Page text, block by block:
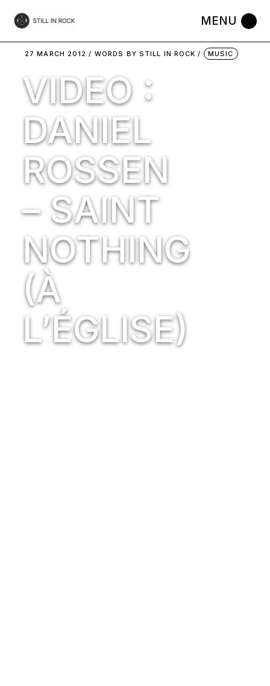
the
27 MARCH 2012 WORDS BY STILL IN ROCK MUSIC
VIDEO :
DANIEL
ROSSEN
– SAINT
NOTHING
(À
L’ÉGLISE)